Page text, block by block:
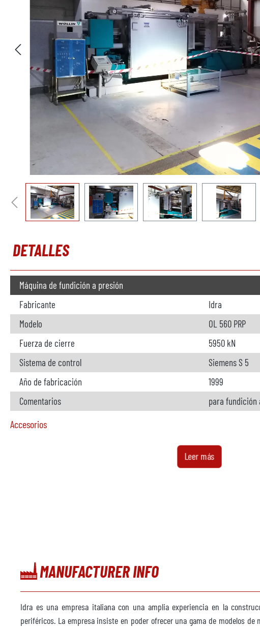
DETALLES
Máquina de fundición a presión
Fabricante
Idra
Modelo
OL 560 PRP
Fuerza de cierre
5950 kN
Sistema de control
Siemens S 5
Año de fabricación
1999
Comentarios
para fundición
Accesorios
no disponible
Cargador de metal
Fabricante
Modelo
Leer más
MANUFACTURER INFO
Idra es una empresa italiana con una amplia experiencia en la
periféricos. La empresa insiste en poder ofrecer una gama de modelos